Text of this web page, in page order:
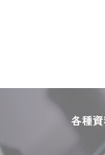
各種